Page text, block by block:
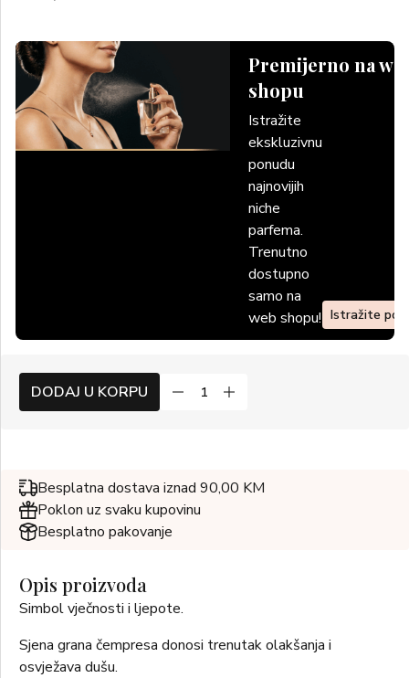
Premijerno na
shopu
Istražite
ekskluzivnu
ponudu
najnovijih
niche
parfema.
Trenutno
dostupno
samo na
web shopu! Istražite
DODAJ U KORPU
Besplatna dostava iznad 90,00 KM
Poklon uz svaku kupovinu
Besplatno pakovanje
Opis proizvoda
Simbol vječnosti i ljepote.
Sjena grana čempresa donosi trenutak olakšanja i
osvježava dušu.